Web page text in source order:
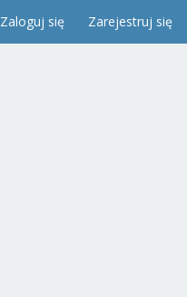
Zaloguj się Zarejestruj się